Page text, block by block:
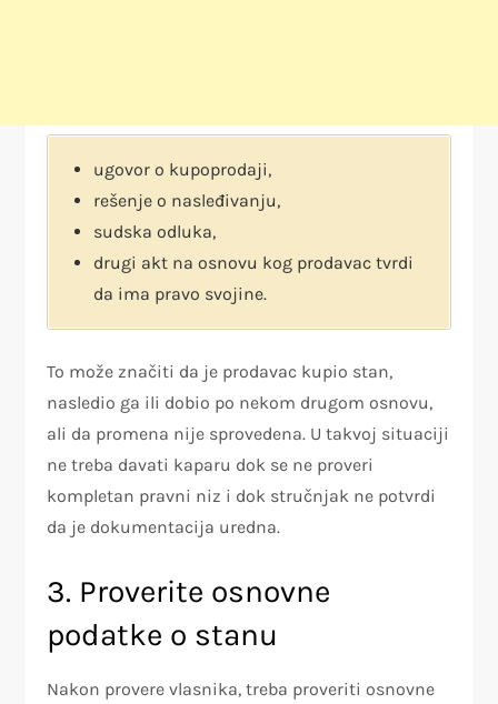
ugovor o kupoprodaji,
rešenje o nasleđivanju,
sudska odluka,
drugi akt na osnovu kog prodavac tvrdi
da ima pravo svojine.
To može značiti da je prodavac kupio stan,
nasledio ga ili dobio po nekom drugom osnovu,
ali da promena nije sprovedena. U takvoj situaciji
ne treba davati kaparu dok se ne proveri
kompletan pravni niz i dok stručnjak ne potvrdi
da je dokumentacija uredna.
3. Proverite osnovne
podatke o stanu
Nakon provere vlasnika, treba proveriti osnovne